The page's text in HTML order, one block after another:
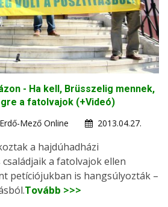
- Ha kell, Brüsszelig mennek,
a fatolvajok (+Videó)
Mező Online
2013.04.27.
a hajdúhadházi
a fatolvajok ellen
petíciójukban is hangsúlyozták –
Tovább >>>